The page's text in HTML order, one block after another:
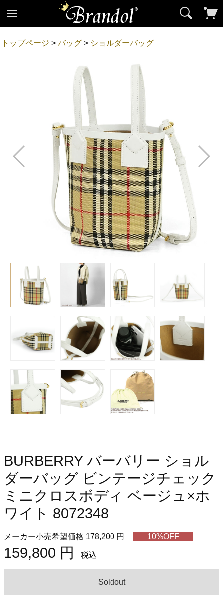
トップページ >バッグ > ショルダーバッグ
BURBERRY バーバリー ショル
ダーバッグ ビンテージチェック
ミニクロスボディ ベージュ×ホ
ワイト 8072348
メーカー小売希望価格 178,200 円 10%OFF
159,800 円 税込
Soldout